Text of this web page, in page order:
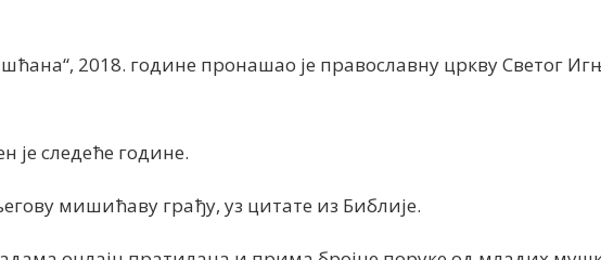
2018. године пронашао је православну цркву Светог
је следеће године.
мишићаву грађу, уз цитате из Библије.